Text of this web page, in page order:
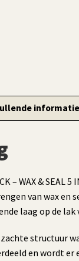
informatie
– WAX &
van wax en
laag op de lak
structuur
en wordt er